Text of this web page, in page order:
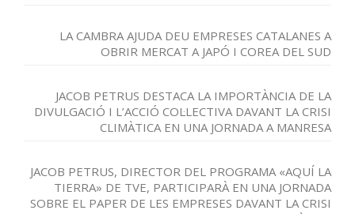
LA CAMBRA AJUDA DEU EMPRESES CATALANES A
OBRIR MERCAT A JAPÓ I COREA DEL SUD
JACOB PETRUS DESTACA LA IMPORTÀNCIA DE LA
DIVULGACIÓ I L’ACCIÓ COL·LECTIVA DAVANT LA CRISI
CLIMÀTICA EN UNA JORNADA A MANRESA
JACOB PETRUS, DIRECTOR DEL PROGRAMA «AQUÍ LA
TIERRA» DE TVE, PARTICIPARÀ EN UNA JORNADA
SOBRE EL PAPER DE LES EMPRESES DAVANT LA CRISI